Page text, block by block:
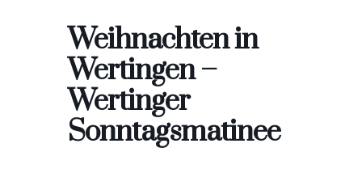
Weihnachten in
Wertingen –
Wertinger
Sonntagsmatinee